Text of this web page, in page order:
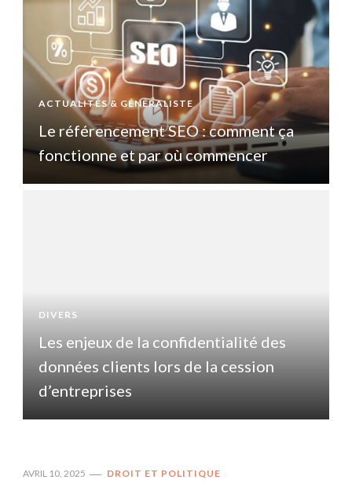
ACTUALITÉS & GÉNÉRALISTE
Le référencement SEO : comment ça
fonctionne et par où commencer
DIVERS
Les enjeux de la confidentialité des
données clients lors de la cession
d’entreprises
AVRIL 10, 2025 DROIT ET POLITIQUE